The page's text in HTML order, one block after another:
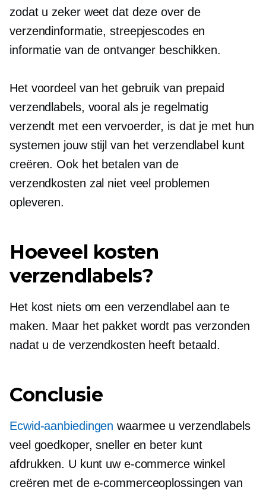
zodat u zeker weet dat deze over de
verzendinformatie, streepjescodes en
informatie van de ontvanger beschikken.
Het voordeel van het gebruik van prepaid
verzendlabels, vooral als je regelmatig
verzendt met een vervoerder, is dat je met hun
systemen jouw stijl van het verzendlabel kunt
creëren. Ook het betalen van de
verzendkosten zal niet veel problemen
opleveren.
Hoeveel kosten
verzendlabels?
Het kost niets om een ​​verzendlabel aan te
maken. Maar het pakket wordt pas verzonden
nadat u de verzendkosten heeft betaald.
Conclusie
Ecwid-aanbiedingen waarmee u verzendlabels
veel goedkoper, sneller en beter kunt
afdrukken. U kunt uw e-commerce winkel
creëren met de e-commerceoplossingen van